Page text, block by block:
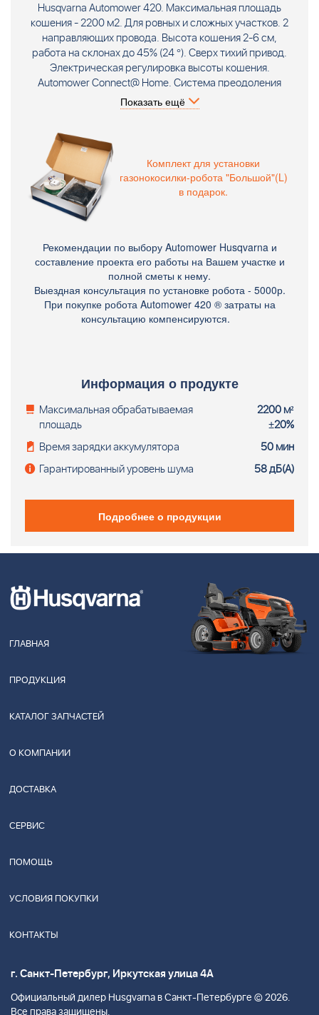
Husqvarna Automower 420. Максимальная площадь
кошения - 2200 м2. Для ровных и сложных участков. 2
направляющих провода. Высота кошения 2-6 см,
работа на склонах до 45% (24 °). Сверх тихий привод.
Электрическая регулировка высоты кошения.
Automower Connect@ Home. Система преодоления
узких проходов, погодный таймер. Комплект поставки:
Газонокосилка-робот Husqvarna Automower 420,
винтов для крепления зарядной станции,
трансформатор, низковольтный кабель (10 м),
шестигранный ключ, измерительная линейка, набор
ножей (9 шт), инструкция по эксплуатации.
Показать ещё
Комплект для установки
газонокосилки-робота "Большой"(L)
в подарок.
Рекомендации по выбору Automower Husqvarna и
составление проекта его работы на Вашем участке и
полной сметы к нему.
Выездная консультация по установке робота - 5000р.
При покупке робота Automower 420 ® затраты на
консультацию компенсируются.
Информация о продукте
Максимальная обрабатываемая
площадь
2200 м²
±20%
Время зарядки аккумулятора
50 мин
Гарантированный уровень шума
58 дБ(А)
Подробнее о продукции
ГЛАВНАЯ
ПРОДУКЦИЯ
КАТАЛОГ ЗАПЧАСТЕЙ
О КОМПАНИИ
ДОСТАВКА
СЕРВИС
ПОМОЩЬ
УСЛОВИЯ ПОКУПКИ
КОНТАКТЫ
г. Санкт-Петербург, Иркутская улица 4А
Официальный дилер Husgvarna в Санкт-Петербурге © 2026.
Все права защищены.